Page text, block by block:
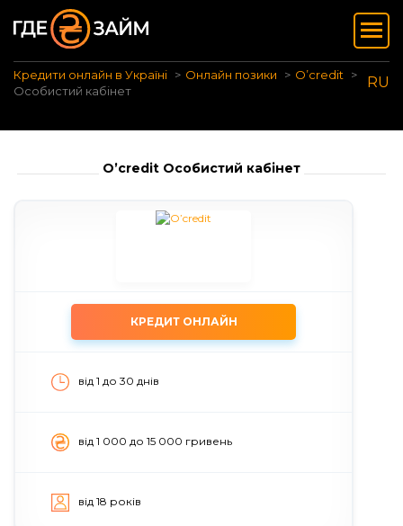
Кредити онлайн в Україні Онлайн позики
O’credit
Особистий кабінет
RU
O’credit Особистий кабінет
КРЕДИТ ОНЛАЙН
від 1 до 30 днiв
вiд 1 000 до 15 000 гривень
вiд 18 рокiв